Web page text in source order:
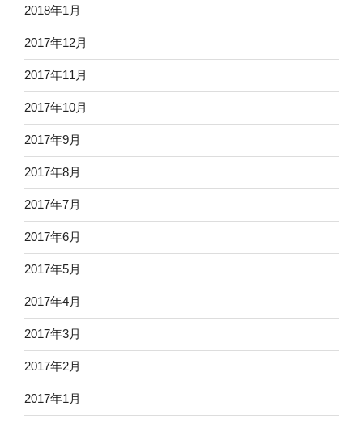
2018年1月
2017年12月
2017年11月
2017年10月
2017年9月
2017年8月
2017年7月
2017年6月
2017年5月
2017年4月
2017年3月
2017年2月
2017年1月